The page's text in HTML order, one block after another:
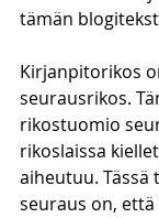
tämän
Kirjanpitorikos
seurausrikos.
rikostuomio
rikoslaissa
aiheutuu. Tässä
seuraus on,